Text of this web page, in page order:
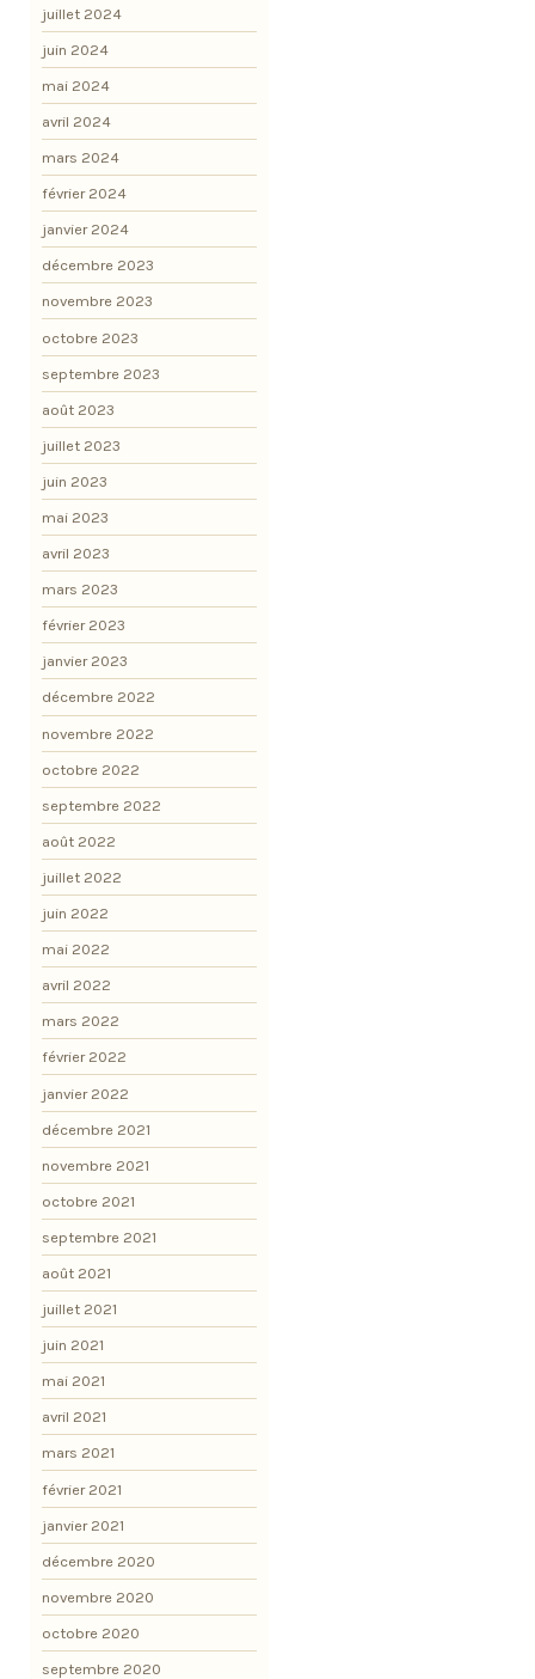
juillet 2024
juin 2024
mai 2024
avril 2024
mars 2024
février 2024
janvier 2024
décembre 2023
novembre 2023
octobre 2023
septembre 2023
août 2023
juillet 2023
juin 2023
mai 2023
avril 2023
mars 2023
février 2023
janvier 2023
décembre 2022
novembre 2022
octobre 2022
septembre 2022
août 2022
juillet 2022
juin 2022
mai 2022
avril 2022
mars 2022
février 2022
janvier 2022
décembre 2021
novembre 2021
octobre 2021
septembre 2021
août 2021
juillet 2021
juin 2021
mai 2021
avril 2021
mars 2021
février 2021
janvier 2021
décembre 2020
novembre 2020
octobre 2020
septembre 2020